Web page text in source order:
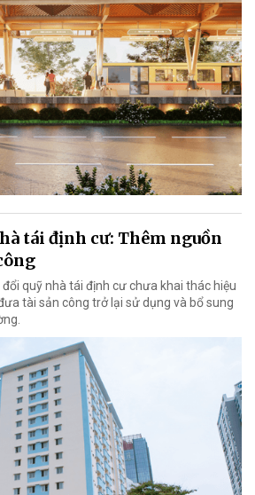
tái định cư: Thêm nguồn
đổi quỹ nhà tái định cư chưa khai thác hiệu
tài sản công trở lại sử dụng và bổ sung